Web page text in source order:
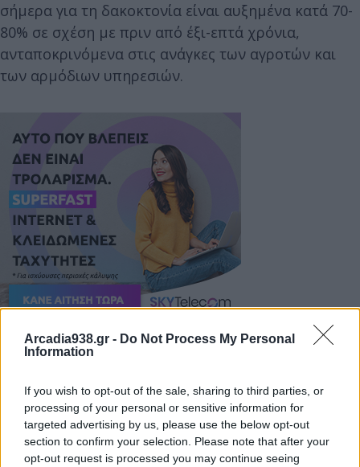
Arcadia938.gr - Do Not Process My Personal
Information
If you wish to opt-out of the sale, sharing to third parties, or
processing of your personal or sensitive information for
targeted advertising by us, please use the below opt-out
section to confirm your selection. Please note that after your
opt-out request is processed you may continue seeing
σήμερα για τη δακοκτονία είναι αυξημένα κατά 70-
80% σε σχέση με πριν από έξι-επτά χρόνια,
ανταποκρινόμενα στις ανάγκες των αγροτών και
των αρμόδιων υπηρεσιών.
Αντιμετώπιση κατολισθήσεων στην
Ένα από τα σημαντικότερα θέματα που
συζητήθηκαν ήταν η υποβολή πρότασης για
χρηματοδότηση 4,75 εκατ. ευρώ με στόχο την